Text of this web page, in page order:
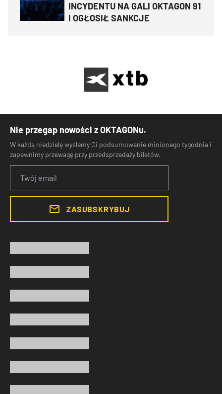
INCYDENTU NA GALI OKTAGON 91
I OGŁOSIŁ SANKCJE
Nie przegap nowości z OKTAGONu.
W każdą niedzielę wyślemy Ci podsumowanie minionego tygodnia i
zapewnimy przewagę przy przedsprzedaży biletów.
ZASUBSKRYBUJ